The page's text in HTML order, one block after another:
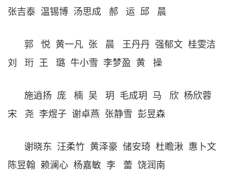
张吉泰 温锡博 汤思成 郝 运 邱 晨
郭 悦 黄一凡 张 晨 王丹丹 强郁文 桂雯洁
刘 珩 王 璐 牛小雪 李梦盈 黄 操
施逍扬 庞 楠 吴 玥 毛成玥 马 欣 杨欣蓉
宋 尧 李煜子 谢卓燕 张静雪 彭昱森
谢晓东 汪柔竹 黄泽豪 储安琦 杜瞻湫 惠卜文
陈昱翰 赖澜心 杨嘉敏 李 蕾 饶润南